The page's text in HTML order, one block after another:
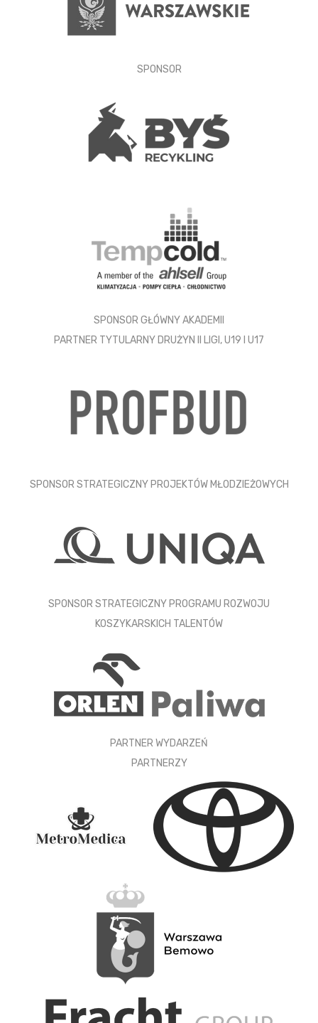
SPONSOR
SPONSOR GŁÓWNY AKADEMII
PARTNER TYTULARNY DRUŻYN II LIGI, U19 I U17
SPONSOR STRATEGICZNY PROJEKTÓW MŁODZIEŻOWYCH
SPONSOR STRATEGICZNY PROGRAMU ROZWOJU
KOSZYKARSKICH TALENTÓW
PARTNER WYDARZEŃ
PARTNERZY